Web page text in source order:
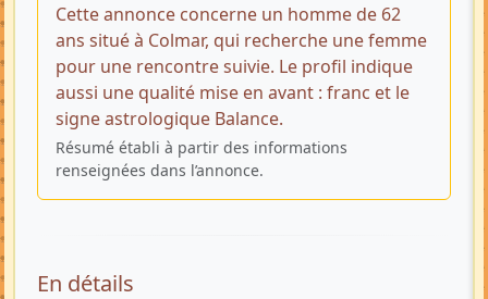
Cette annonce concerne un homme de 62
ans situé à Colmar, qui recherche une femme
pour une rencontre suivie. Le profil indique
aussi une qualité mise en avant : franc et le
signe astrologique Balance.
Résumé établi à partir des informations
renseignées dans l’annonce.
En détails